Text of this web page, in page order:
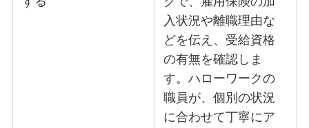
入状況や離職理由な
どを伝え、受給資格
の有無を確認しま
す。ハローワークの
職員が、個別の状況
に合わせて丁寧にア